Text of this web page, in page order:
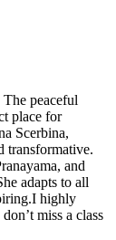
peaceful
place for
Scerbina,
transformative.
and
adapts to all
highly
miss a class